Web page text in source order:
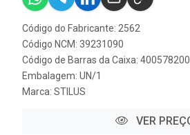
Código do Fabricante: 2562
Código NCM: 39231090
Código de Barras da Caixa:
Embalagem: UN/1
Marca: STILUS
VER